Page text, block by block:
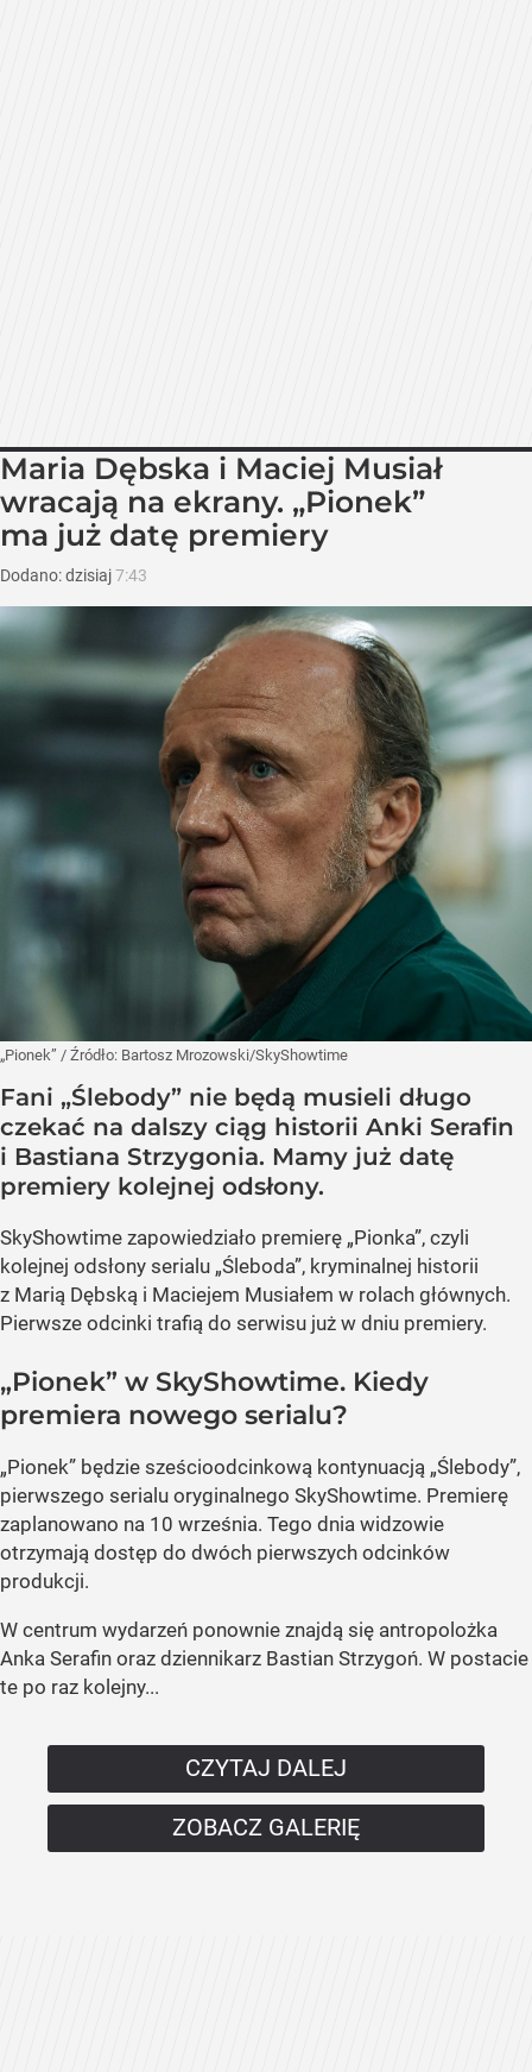
Maria Dębska i Maciej Musiał
wracają na ekrany. „Pionek”
ma już datę premiery
Dodano:dzisiaj7:43
„Pionek” / Źródło: Bartosz Mrozowski/SkyShowtime
Fani „Ślebody” nie będą musieli długo
czekać na dalszy ciąg historii Anki Serafin
i Bastiana Strzygonia. Mamy już datę
premiery kolejnej odsłony.
SkyShowtime zapowiedziało premierę „Pionka”, czyli
kolejnej odsłony serialu „Śleboda”, kryminalnej historii
z Marią Dębską i Maciejem Musiałem w rolach głównych.
Pierwsze odcinki trafią do serwisu już w dniu premiery.
„Pionek” w SkyShowtime. Kiedy
premiera nowego serialu?
„Pionek” będzie sześcioodcinkową kontynuacją „Ślebody”,
pierwszego serialu oryginalnego SkyShowtime. Premierę
zaplanowano na 10 września. Tego dnia widzowie
otrzymają dostęp do dwóch pierwszych odcinków
produkcji.
W centrum wydarzeń ponownie znajdą się antropolożka
Anka Serafin oraz dziennikarz Bastian Strzygoń. W postacie
te po raz kolejny...
CZYTAJ DALEJ
ZOBACZ GALERIĘ